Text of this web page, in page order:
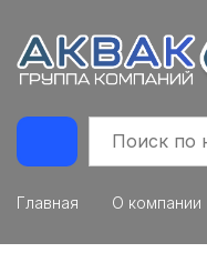
Главная О компании